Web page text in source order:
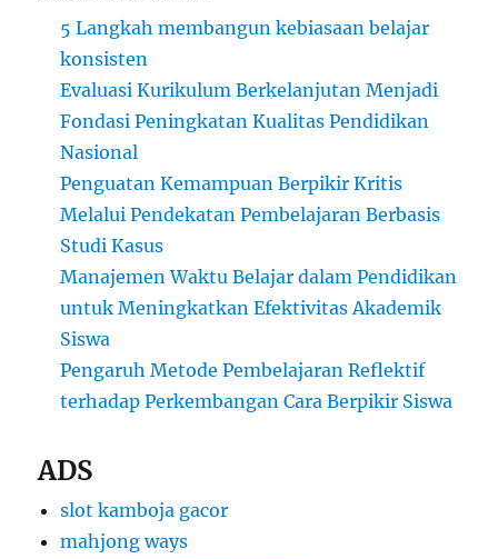
5 Langkah membangun kebiasaan belajar
konsisten
Evaluasi Kurikulum Berkelanjutan Menjadi
Fondasi Peningkatan Kualitas Pendidikan
Nasional
Penguatan Kemampuan Berpikir Kritis
Melalui Pendekatan Pembelajaran Berbasis
Studi Kasus
Manajemen Waktu Belajar dalam Pendidikan
untuk Meningkatkan Efektivitas Akademik
Siswa
Pengaruh Metode Pembelajaran Reflektif
terhadap Perkembangan Cara Berpikir Siswa
ADS
slot kamboja gacor
mahjong ways